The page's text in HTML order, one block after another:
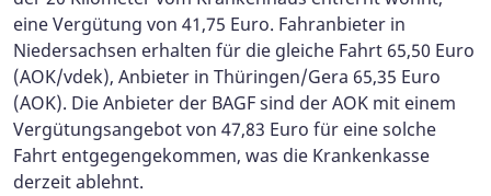
eine Vergütung von 41,75 Euro. Fahranbieter in
Niedersachsen erhalten für die gleiche Fahrt 65,50 Euro
(AOK/vdek), Anbieter in Thüringen/Gera 65,35 Euro
(AOK). Die Anbieter der BAGF sind der AOK mit einem
Vergütungsangebot von 47,83 Euro für eine solche
Fahrt entgegengekommen, was die Krankenkasse
derzeit ablehnt.